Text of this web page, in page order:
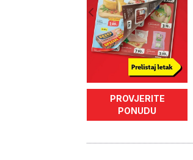
PROVJERITE
PONUDU